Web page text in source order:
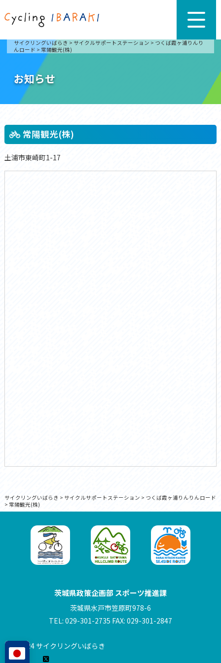
サイクリングいばらき > サイクルサポートステーション > つくば霞ヶ浦りんり
んロード > 常陽観光(株)
お知らせ
常陽観光(株)
土浦市東崎町1-17
サイクリングいばらき > サイクルサポートステーション > つくば霞ヶ浦りんりんロード
> 常陽観光(株)
茨城県政策企画部 スポーツ推進課
茨城県水戸市笠原町978-6
TEL: 029-301-2735 FAX: 029-301-2847
© 2024 サイクリングいばらき